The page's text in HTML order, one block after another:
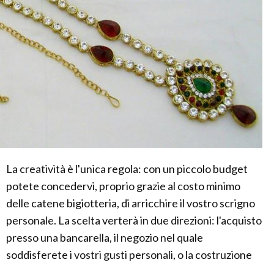
La creatività è l'unica regola: con un piccolo budget
potete concedervi, proprio grazie al costo minimo
delle catene bigiotteria, di arricchire il vostro scrigno
personale. La scelta verterà in due direzioni: l'acquisto
presso una bancarella, il negozio nel quale
soddisferete i vostri gusti personali, o la costruzione